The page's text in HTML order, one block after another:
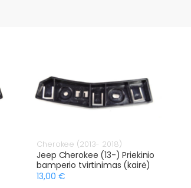
Cherokee (2013- 2018)
Jeep Cherokee (13-) Priekinio
bamperio tvirtinimas (kairė)
13,00 €